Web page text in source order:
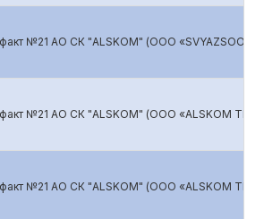
№21 АО СК "ALSKOM" (ООО
№21 АО СК "ALSKOM" (ООО «ALSKOM
№21 АО СК "ALSKOM" (ООО «ALSKOM